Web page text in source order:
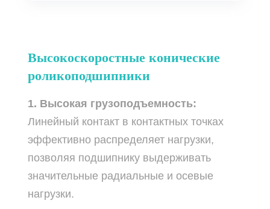
Высокоскоростные конические
роликоподшипники
1. Высокая грузоподъемность:
Линейный контакт в контактных точках
эффективно распределяет нагрузки,
позволяя подшипнику выдерживать
значительные радиальные и осевые
нагрузки.